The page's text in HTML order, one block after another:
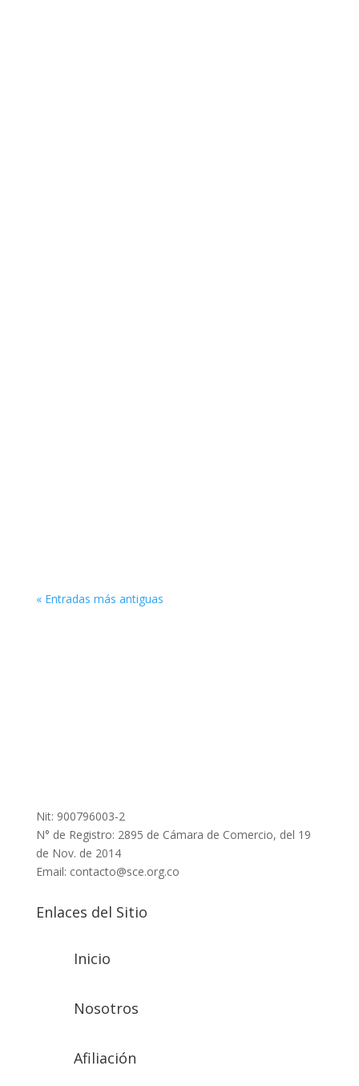
« Entradas más antiguas
Nit: 900796003-2
N° de Registro: 2895 de Cámara de Comercio, del 19
de Nov. de 2014
Email: contacto@sce.org.co
Enlaces del Sitio
Inicio
Nosotros
Afiliación